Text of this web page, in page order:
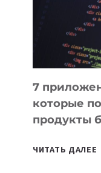
7
которые
продукты
ЧИТАТЬ ДАЛЕЕ